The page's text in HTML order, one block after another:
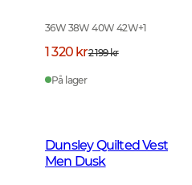
36W 38W 40W 42W+1
1 320 kr2 199 kr
På lager
Dunsley Quilted Vest
Men Dusk